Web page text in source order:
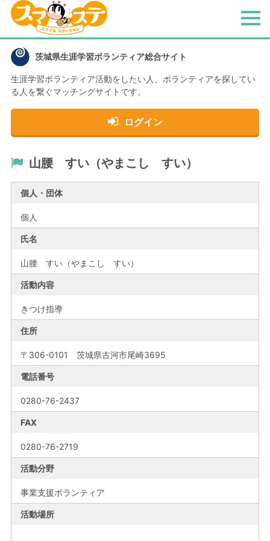
茨城県生涯学習ボランティア総合サイト
生涯学習ボランティア活動をしたい人、 ボランティアを探してい
る人を繋ぐマッチングサイトです。
ログイン
メ
山腰 すい（やまこし すい）
個人・団体
個人
氏名
山腰 すい（やまこし すい）
活動内容
きつけ指導
住所
〒306-0101 茨城県古河市尾崎3695
電話番号
0280-76-2437
FAX
0280-76-2719
活動分野
事業支援ボランティア
活動場所